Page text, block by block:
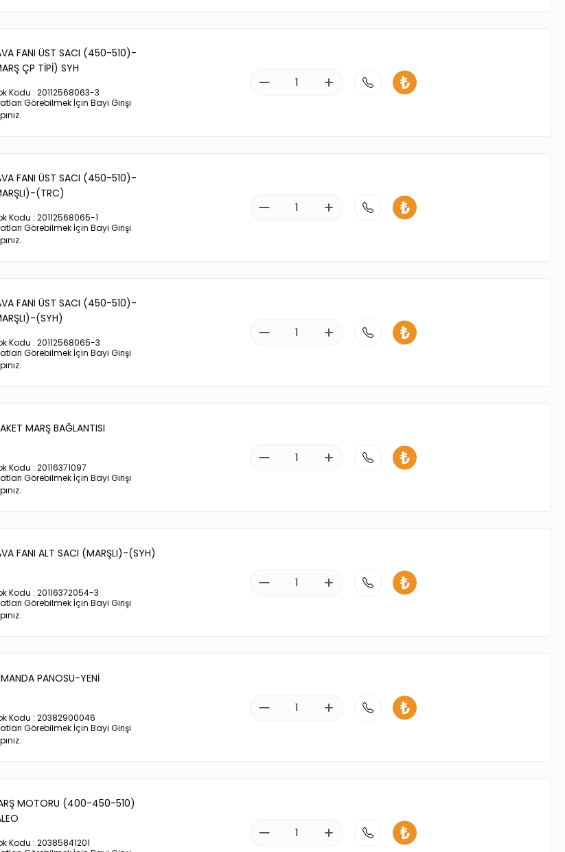
FANI ÜST SACI (450-510)-
ÇP TİPİ) SYH
Kodu : 20112568063-3
Görebilmek İçin Bayi Girişi
FANI ÜST SACI (450-510)-
(TRC)
Kodu : 20112568065-1
Görebilmek İçin Bayi Girişi
FANI ÜST SACI (450-510)-
(SYH)
Kodu : 20112568065-3
Görebilmek İçin Bayi Girişi
MARŞ BAĞLANTISI
Kodu : 20116371097
Görebilmek İçin Bayi Girişi
FANI ALT SACI (MARŞLI)-(SYH)
Kodu : 20116372054-3
Görebilmek İçin Bayi Girişi
PANOSU-YENİ
Kodu : 20382900046
Görebilmek İçin Bayi Girişi
MOTORU (400-450-510)
Kodu : 20385841201